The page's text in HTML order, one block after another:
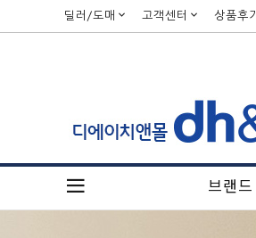
딜러/도매 고객센터 상품후기
브랜드